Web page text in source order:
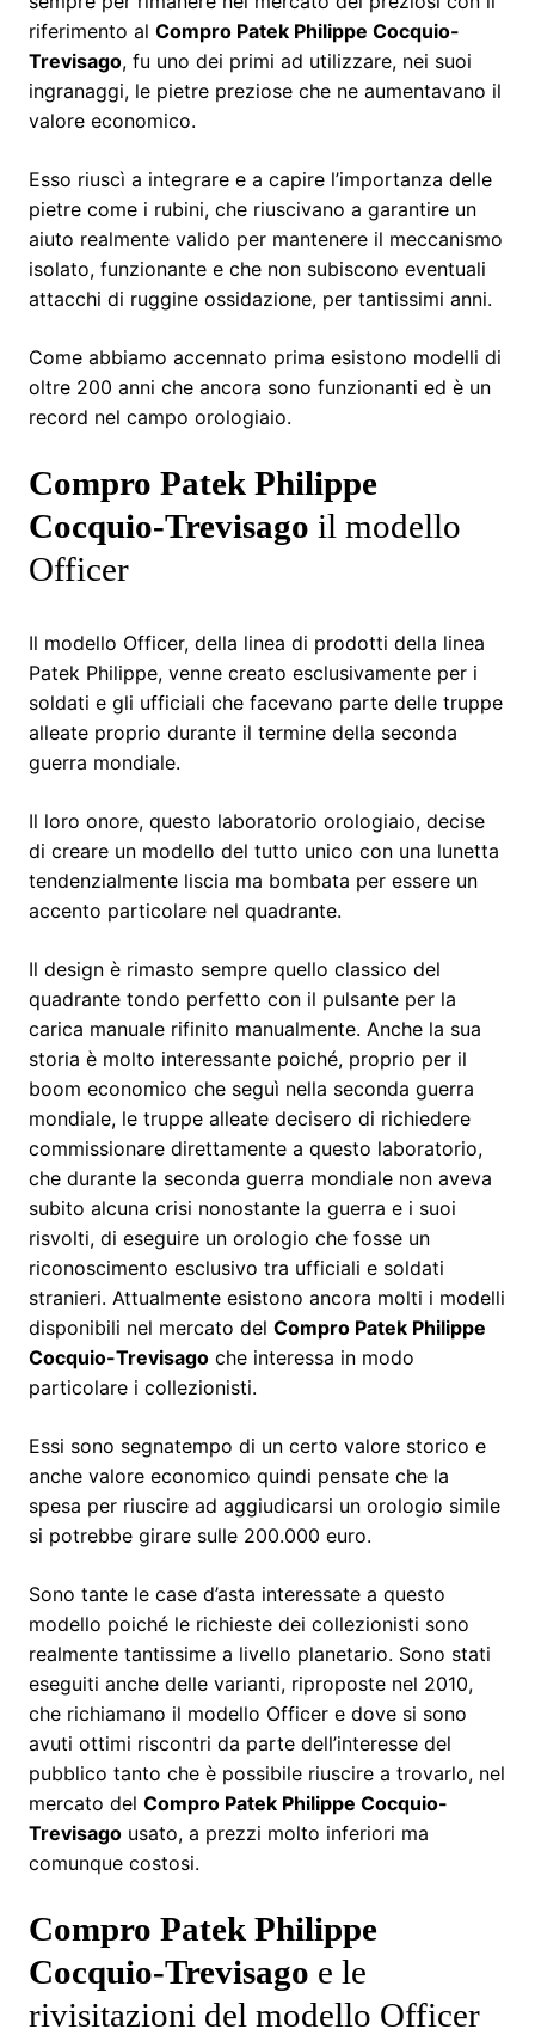
riferimento al Compro Patek Philippe Cocquio-
Trevisago, fu uno dei primi ad utilizzare, nei suoi
ingranaggi, le pietre preziose che ne aumentavano il
valore economico.
Esso riuscì a integrare e a capire l’importanza delle
pietre come i rubini, che riuscivano a garantire un
aiuto realmente valido per mantenere il meccanismo
isolato, funzionante e che non subiscono eventuali
attacchi di ruggine ossidazione, per tantissimi anni.
Come abbiamo accennato prima esistono modelli di
oltre 200 anni che ancora sono funzionanti ed è un
record nel campo orologiaio.
Compro Patek Philippe
Cocquio-Trevisago il modello
Officer
Il modello Officer, della linea di prodotti della linea
Patek Philippe, venne creato esclusivamente per i
soldati e gli ufficiali che facevano parte delle truppe
alleate proprio durante il termine della seconda
guerra mondiale.
Il loro onore, questo laboratorio orologiaio, decise
di creare un modello del tutto unico con una lunetta
tendenzialmente liscia ma bombata per essere un
accento particolare nel quadrante.
Il design è rimasto sempre quello classico del
quadrante tondo perfetto con il pulsante per la
carica manuale rifinito manualmente. Anche la sua
storia è molto interessante poiché, proprio per il
boom economico che seguì nella seconda guerra
mondiale, le truppe alleate decisero di richiedere
commissionare direttamente a questo laboratorio,
che durante la seconda guerra mondiale non aveva
subito alcuna crisi nonostante la guerra e i suoi
risvolti, di eseguire un orologio che fosse un
riconoscimento esclusivo tra ufficiali e soldati
stranieri. Attualmente esistono ancora molti i modelli
disponibili nel mercato del Compro Patek Philippe
Cocquio-Trevisago che interessa in modo
particolare i collezionisti.
Essi sono segnatempo di un certo valore storico e
anche valore economico quindi pensate che la
spesa per riuscire ad aggiudicarsi un orologio simile
si potrebbe girare sulle 200.000 euro.
Sono tante le case d’asta interessate a questo
modello poiché le richieste dei collezionisti sono
realmente tantissime a livello planetario. Sono stati
eseguiti anche delle varianti, riproposte nel 2010,
che richiamano il modello Officer e dove si sono
avuti ottimi riscontri da parte dell’interesse del
pubblico tanto che è possibile riuscire a trovarlo, nel
mercato del Compro Patek Philippe Cocquio-
Trevisago usato, a prezzi molto inferiori ma
comunque costosi.
Compro Patek Philippe
Cocquio-Trevisago e le
rivisitazioni del modello Officer